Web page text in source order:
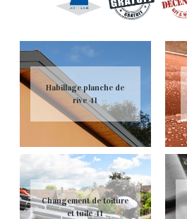
Habillage planche de
rive 41
Changement de toiture
et tuile 41